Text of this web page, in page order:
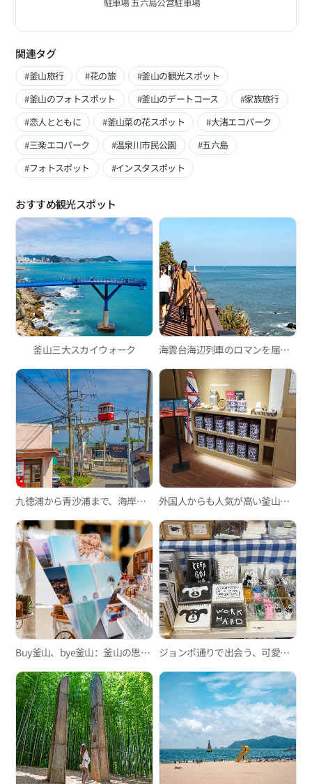
駐車場 五六島公営駐車場
関連タグ
#釜山旅行 #花の旅
#釜山の観光スポット
#釜山のフォトスポット
#釜山のデートコース
#家族旅行
#恋人とともに
#釜山菜の花スポット
#大渚エコパーク
#三楽エコパーク
#温泉川市民公園
#五六島
#フォトスポット
#インスタスポット
おすすめ観光スポット
釜山三大スカイウォーク 海雲台海辺列車のロマンを届ける釜山グリーンレールウェイ散策路
九徳浦から青沙浦まで、海岸デッキ道を歩きながら楽しむ一日 外国人からも人気が高い釜山のスイーツカフェ3選
Buy釜山、bye釜山：釜山の思い出が手に入る雑貨屋さん3店 ジョンポ通りで出会う、可愛い雑貨ショップ巡り